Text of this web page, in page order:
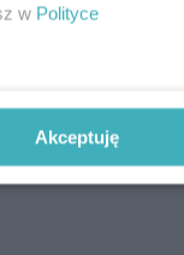
w Polityce
Akceptuję